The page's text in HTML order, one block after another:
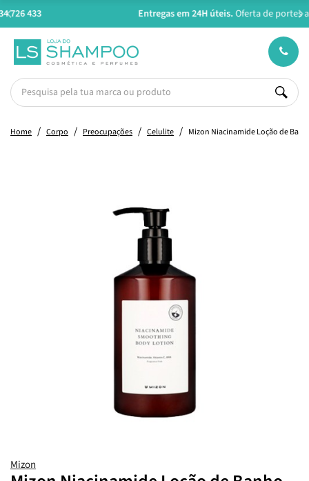
Oferta de portes a partir de €45*
Home Corpo Preocupações Celulite Mizon Niacinamide Loção de
Mizon